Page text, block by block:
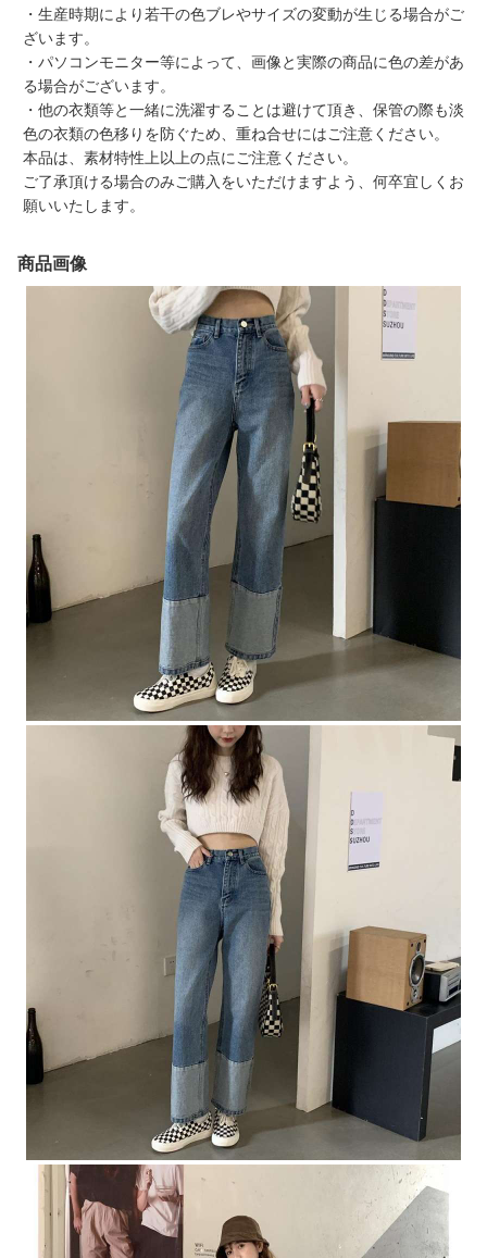
・生産時期により若干の色ブレやサイズの変動が生じる場合がご
ざいます。
・パソコンモニター等によって、画像と実際の商品に色の差があ
る場合がございます。
・他の衣類等と一緒に洗濯することは避けて頂き、保管の際も淡
色の衣類の色移りを防ぐため、重ね合せにはご注意ください。
本品は、素材特性上以上の点にご注意ください。
ご了承頂ける場合のみご購入をいただけますよう、何卒宜しくお
願いいたします。
商品画像